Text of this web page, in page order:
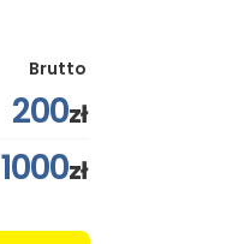
Brutto
200zł
1000zł